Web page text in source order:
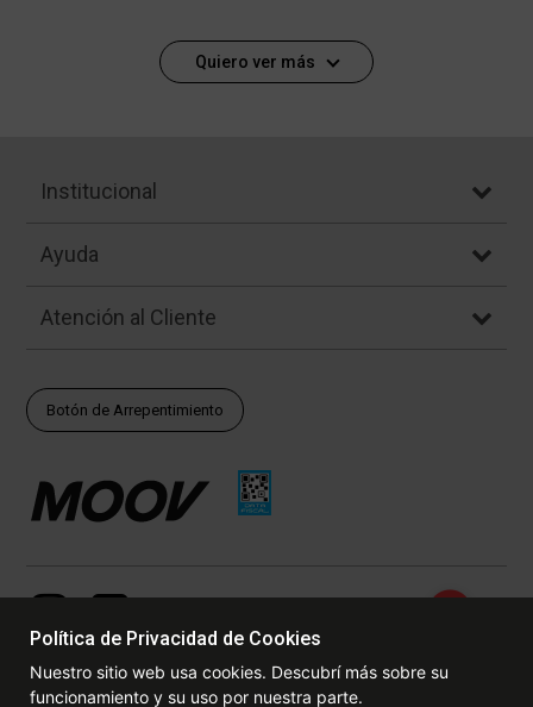
Quiero ver más
Institucional
Ayuda
Atención al Cliente
Botón de Arrepentimiento
Política de Privacidad de Cookies
Nuestro sitio web usa cookies. Descubrí más sobre su
funcionamiento y su uso por nuestra parte.